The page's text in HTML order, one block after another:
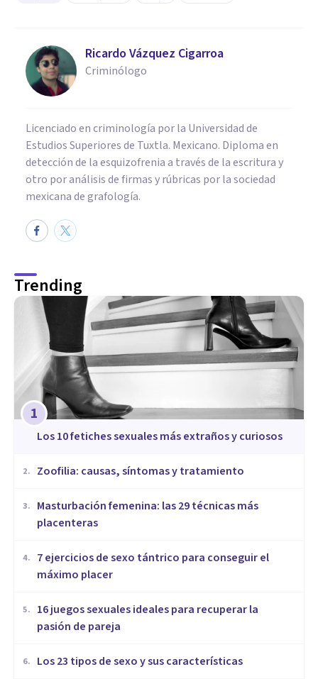
Ricardo Vázquez Cigarroa
Criminólogo
Licenciado en criminología por la Universidad de
Estudios Superiores de Tuxtla. Mexicano. Diploma en
detección de la esquizofrenia a través de la escritura y
otro por análisis de firmas y rúbricas por la sociedad
mexicana de grafología.
Trending
1
​Los 10 fetiches sexuales más extraños y curiosos
2. Zoofilia: causas, síntomas y tratamiento
3.
Masturbación femenina: las 29 técnicas más
placenteras
4.
7 ejercicios de sexo tántrico para conseguir el
máximo placer
5.
16 juegos sexuales ideales para recuperar la
pasión de pareja
6. Los 23 tipos de sexo y sus características